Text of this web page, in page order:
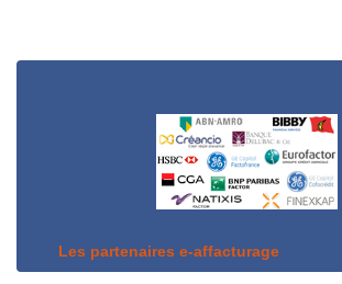
Les partenaires e-affacturage